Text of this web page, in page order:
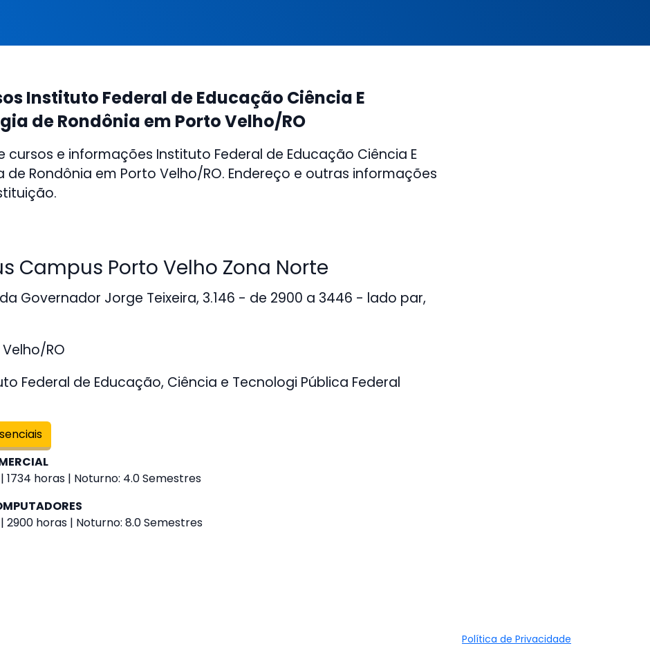
Instituto Federal de Educação Ciência E
de Rondônia em Porto Velho/RO
cursos e informações Instituto Federal de Educação Ciência E
de Rondônia em Porto Velho/RO. Endereço e outras informações
Campus Porto Velho Zona Norte
Governador Jorge Teixeira, 3.146 - de 2900 a 3446 - lado par,
RO
Federal de Educação, Ciência e Tecnologi Pública Federal
1734 horas | Noturno: 4.0 Semestres
2900 horas | Noturno: 8.0 Semestres
Política de Privacidade